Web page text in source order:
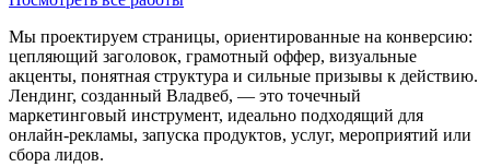
Мы проектируем страницы, ориентированные на конверсию:
цепляющий заголовок, грамотный оффер, визуальные
акценты, понятная структура и сильные призывы к действию.
Лендинг, созданный Владвеб, — это точечный
маркетинговый инструмент, идеально подходящий для
онлайн-рекламы, запуска продуктов, услуг, мероприятий или
сбора лидов.